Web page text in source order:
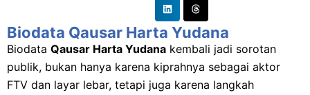
Biodata Qausar Harta Yudana
Biodata Qausar Harta Yudana kembali jadi sorotan
publik, bukan hanya karena kiprahnya sebagai aktor
FTV dan layar lebar, tetapi juga karena langkah